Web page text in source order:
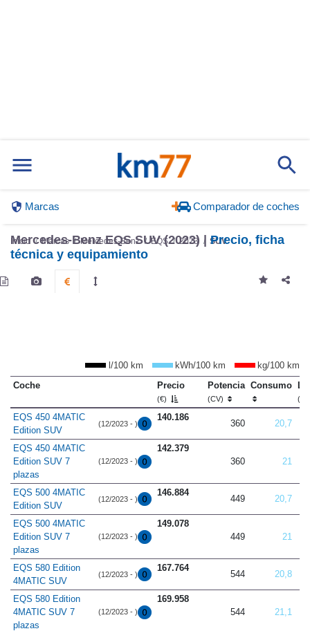
Marcas Comparador de coches
Inicio Marcas Mercedes-Benz EQS 2023 SUV
Mercedes-Benz EQS SUV (2023) |Precio, ficha
técnica y equipamiento
l/100 km kWh/100 km
kg/100 km
Coche
Precio
(€)
Potencia
(CV)
Consumo
EQS 450 4MATIC
Edition SUV
(12/2023 - )
140.186
360 20,7
EQS 450 4MATIC
Edition SUV 7
plazas
(12/2023 - )
142.379
360
21
EQS 500 4MATIC
Edition SUV
(12/2023 - )
146.884
449 20,7
EQS 500 4MATIC
Edition SUV 7
plazas
(12/2023 - )
149.078
449
21
EQS 580 Edition
4MATIC SUV
(12/2023 - )
167.764
544 20,8
EQS 580 Edition
4MATIC SUV 7
plazas
(12/2023 - )
169.958
544
21,1